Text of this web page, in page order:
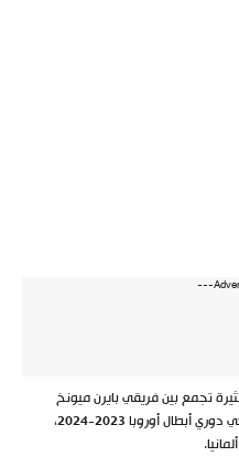
تجمع بين فريقي بايرن ميونخ
الألماني وآرسنال الإنجليزي، في إياب ربع نهائي دوري أبطال أوروبا 2023-2024،